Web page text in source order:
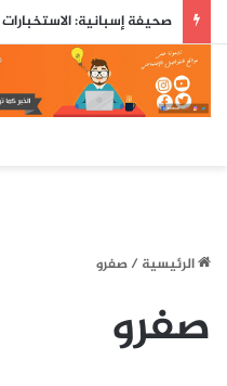
الرئيسية/صفرو
صفرو